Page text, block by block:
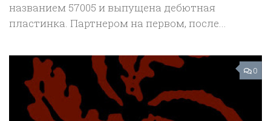
названием 57005 и выпущена дебютная
пластинка. Партнером на первом, после...
0